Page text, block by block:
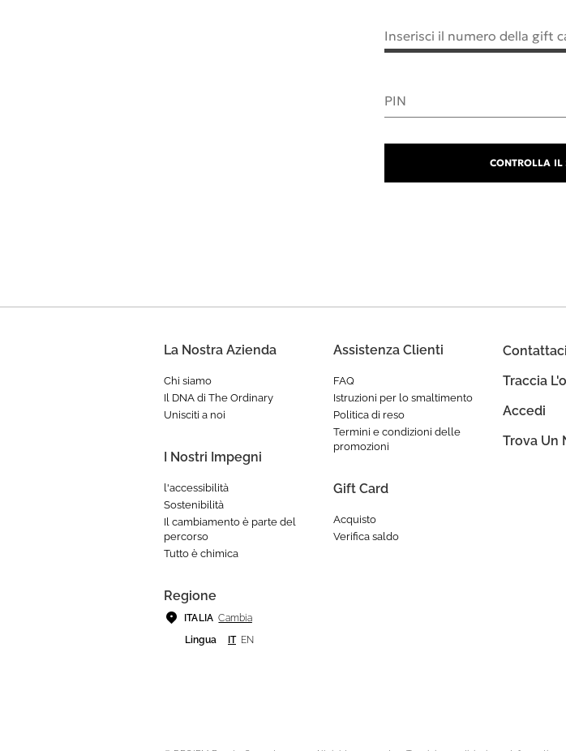
Inserisci il numero della gift
PIN
CONTROLLA IL
La Nostra Azienda
Chi siamo
Il DNA di The Ordinary
Unisciti a noi
I Nostri Impegni
l'accessibilità
Sostenibilità
Il cambiamento è parte del
percorso
Tutto è chimica
Assistenza Clienti
FAQ
Istruzioni per lo smaltimento
Politica di reso
Termini e condizioni delle
promozioni
Gift Card
Acquisto
Verifica saldo
Contattaci
Traccia
Accedi
Trova Un
Regione
ITALIA Cambia
Lingua
IT EN